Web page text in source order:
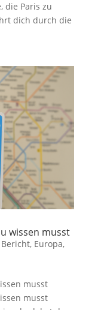
die Paris zu
dich durch die
wissen musst
Bericht, Europa,
musst
musst